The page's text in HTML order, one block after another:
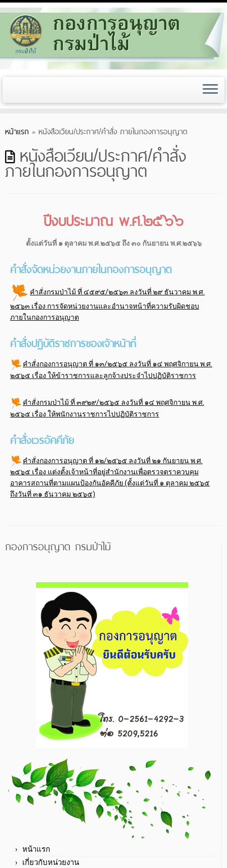
หน้าแรก » หนังสือเวียน/ประกาศ/คำสั่ง ภายในกองการอนุญาต
หนังสือเวียน/ประกาศ/คำสั่ง
ภายในกองการอนุญาต
ปีงบประมาณ พ.ศ.๒๕๖๖
ตั้งแต่วันที่ ๑ ตุลาคม พ.ศ.๒๕๖๕ ถึง ๓๐ กันยายน พ.ศ.๒๕๖๖
คำสั่งจัดหน่วยงานภายในกองการอนุญาต
คำสั่งกรมป่าไม้ ที่ ๔๕๙๕/๒๕๖๓ ลงวันที่ ๒๙ ธันวาคม พ.ศ.
๒๕๖๓ เรื่อง การจัดหน่วยงานและอำนาจหน้าที่ความรับผิดชอบ
ภายในกองการอนุญาต
คำสั่งปฏิบัติราชการของเจ้าหน้าที่
คำสั่งกองการอนุญาต ที่ ๑๓/๒๕๖๕ ลงวันที่ ๑๔ พฤศจิกายน พ.ศ.
๒๕๖๕ เรื่อง ให้ข้าราชการและลูกจ้างประจำไปปฏิบัติราชการ
คำสั่งกรมป่าไม้ ที่ ๓๙๒๙/๒๕๖๕ ลงวันที่ ๑๔ พฤศจิกายน พ.ศ.
๒๕๖๕ เรื่อง ให้พนักงานราชการไปปฏิบัติราชการ
คำสั่งเวรอัคคีภัย
คำสั่งกองการอนุญาต ที่ ๑๒/๒๕๖๕ ลงวันที่ ๒๑ กันยายน พ.ศ.
๒๕๖๕ เรื่อง แต่งตั้งเจ้าหน้าที่อยู่สำนักงานเพื่อตรวจตราควบคุม
อาคารสถานที่ตามแผนป้องกันอัคคีภัย (ตั้งแต่วันที่ ๑ ตุลาคม ๒๕๖๕
ถึงวันที่ ๓๑ ธันวาคม ๒๕๖๕)
กองการอนุญาต กรมป่าไม้
หน้าแรก
เกี่ยวกับหน่วยงาน